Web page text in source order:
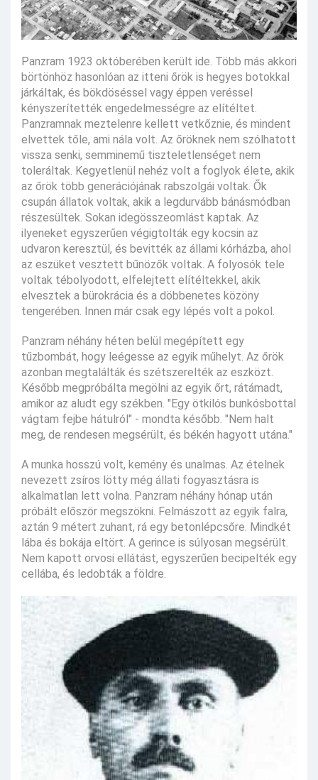
Panzram 1923 októberében került ide. Több más akkori
börtönhöz hasonlóan az itteni őrök is hegyes botokkal
járkáltak, és bökdöséssel vagy éppen veréssel
kényszerítették engedelmességre az elítéltet.
Panzramnak meztelenre kellett vetkőznie, és mindent
elvettek tőle, ami nála volt. Az őröknek nem szólhatott
vissza senki, semminemű tiszteletlenséget nem
toleráltak. Kegyetlenül nehéz volt a foglyok élete, akik
az őrök több generációjának rabszolgái voltak. Ők
csupán állatok voltak, akik a legdurvább bánásmódban
részesültek. Sokan idegösszeomlást kaptak. Az
ilyeneket egyszerűen végigtolták egy kocsin az
udvaron keresztül, és bevitték az állami kórházba, ahol
az eszüket vesztett bűnözők voltak. A folyosók tele
voltak tébolyodott, elfelejtett elítéltekkel, akik
elvesztek a bürokrácia és a döbbenetes közöny
tengerében. Innen már csak egy lépés volt a pokol.
Panzram néhány héten belül megépített egy
tűzbombát, hogy leégesse az egyik műhelyt. Az őrök
azonban megtalálták és szétszerelték az eszközt.
Később megpróbálta megölni az egyik őrt, rátámadt,
amikor az aludt egy székben. "Egy ötkilós bunkósbottal
vágtam fejbe hátulról" - mondta később. "Nem halt
meg, de rendesen megsérült, és békén hagyott utána."
A munka hosszú volt, kemény és unalmas. Az ételnek
nevezett zsíros lötty még állati fogyasztásra is
alkalmatlan lett volna. Panzram néhány hónap után
próbált először megszökni. Felmászott az egyik falra,
aztán 9 métert zuhant, rá egy betonlépcsőre. Mindkét
lába és bokája eltört. A gerince is súlyosan megsérült.
Nem kapott orvosi ellátást, egyszerűen becipelték egy
cellába, és ledobták a földre.